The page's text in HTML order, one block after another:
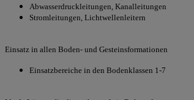
Abwasserdruckleitungen, Kanalleitungen
Stromleitungen, Lichtwellenleitern
Einsatz in allen Boden- und Gesteinsformationen
Einsatzbereiche in den Bodenklassen 1-7